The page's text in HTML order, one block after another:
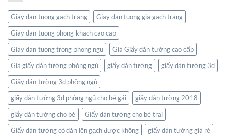
Thiên
Nhiên
Kết
nối
giới
ngay
trong
không
gian
sống
của
bạn
Giay dan tuong gach trang
Giay dan tuong gia gach trang
Giay dan tuong phong khach cao cap
Giay dan tuong trong phong ngu
Giá Giấy dán tường cao cấp
Giá giấy dán tường phòng ngủ
giấy dán tường
giấy dán tường 3d
Giấy dán tường 3d phòng ngủ
giấy dán tường 3d phòng ngủ cho bé gái
giấy dán tường 2018
giấy dán tường cho bé
Giấy dán tường cho bé trai
Giấy dán tường có dán lên gạch được không
giấy dán tường giá rẻ